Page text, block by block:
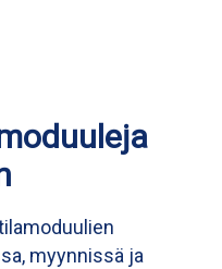
myynnissä ja